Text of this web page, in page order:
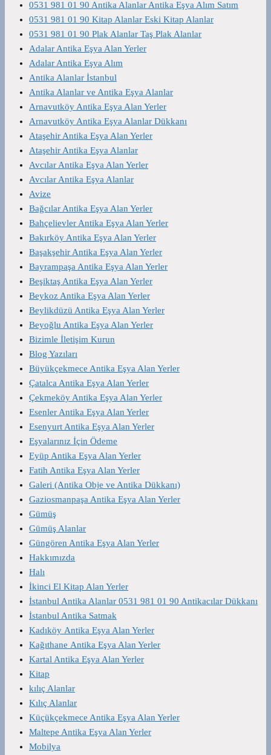
0531 981 01 90 Antika Alanlar Antika Eşya Alım Satım
0531 981 01 90 Kitap Alanlar Eski Kitap Alanlar
0531 981 01 90 Plak Alanlar Taş Plak Alanlar
Adalar Antika Eşya Alan Yerler
Adalar Antika Eşya Alım
Antika Alanlar İstanbul
Antika Alanlar ve Antika Eşya Alanlar
Arnavutköy Antika Eşya Alan Yerler
Arnavutköy Antika Eşya Alanlar Dükkanı
Ataşehir Antika Eşya Alan Yerler
Ataşehir Antika Eşya Alanlar
Avcılar Antika Eşya Alan Yerler
Avcılar Antika Eşya Alanlar
Avize
Bağcılar Antika Eşya Alan Yerler
Bahçelievler Antika Eşya Alan Yerler
Bakırköy Antika Eşya Alan Yerler
Başakşehir Antika Eşya Alan Yerler
Bayrampaşa Antika Eşya Alan Yerler
Beşiktaş Antika Eşya Alan Yerler
Beykoz Antika Eşya Alan Yerler
Beylikdüzü Antika Eşya Alan Yerler
Beyoğlu Antika Eşya Alan Yerler
Bizimle İletişim Kurun
Blog Yazıları
Büyükçekmece Antika Eşya Alan Yerler
Çatalca Antika Eşya Alan Yerler
Çekmeköy Antika Eşya Alan Yerler
Esenler Antika Eşya Alan Yerler
Esenyurt Antika Eşya Alan Yerler
Eşyalarınız İçin Ödeme
Eyüp Antika Eşya Alan Yerler
Fatih Antika Eşya Alan Yerler
Galeri (Antika Obje ve Antika Dükkanı)
Gaziosmanpaşa Antika Eşya Alan Yerler
Gümüş
Gümüş Alanlar
Güngören Antika Eşya Alan Yerler
Hakkımızda
Halı
İkinci El Kitap Alan Yerler
İstanbul Antika Alanlar 0531 981 01 90 Antikacılar Dükkanı
İstanbul Antika Satmak
Kadıköy Antika Eşya Alan Yerler
Kağıthane Antika Eşya Alan Yerler
Kartal Antika Eşya Alan Yerler
Kitap
kılıç Alanlar
Kılıç Alanlar
Küçükçekmece Antika Eşya Alan Yerler
Maltepe Antika Eşya Alan Yerler
Mobilya